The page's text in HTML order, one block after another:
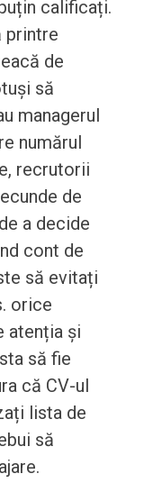
calificați.
printre
de
să
managerul
numărul
recrutorii
de
a decide
cont de
să evitați
orice
atenția și
să fie
că CV-ul
lista de
să